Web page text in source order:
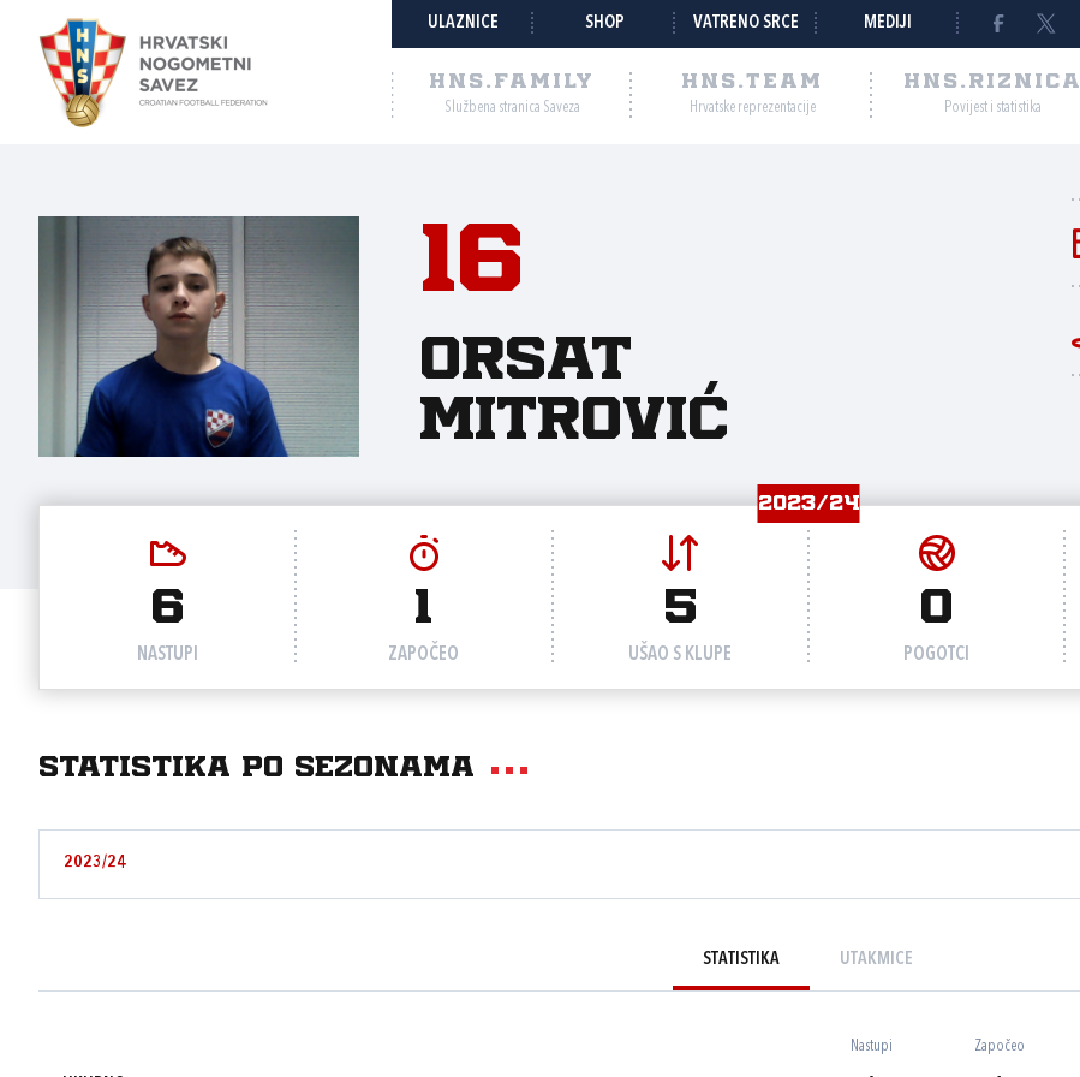
ULAZNICE SHOP VATRENO SRCE MEDIJI
HNS.FAMILY
Službena stranica Saveza
HNS.TEAM
Hrvatske reprezentacije
HNS.RIZNICA
Povijest i statistika
16
Orsat
Mitrović
2023/24
6
NASTUPI
1
ZAPOČEO
5
UŠAO S KLUPE
0
POGOTCI
Statistika po sezonama
2023/24
STATISTIKA UTAKMICE
Nastupi Započeo